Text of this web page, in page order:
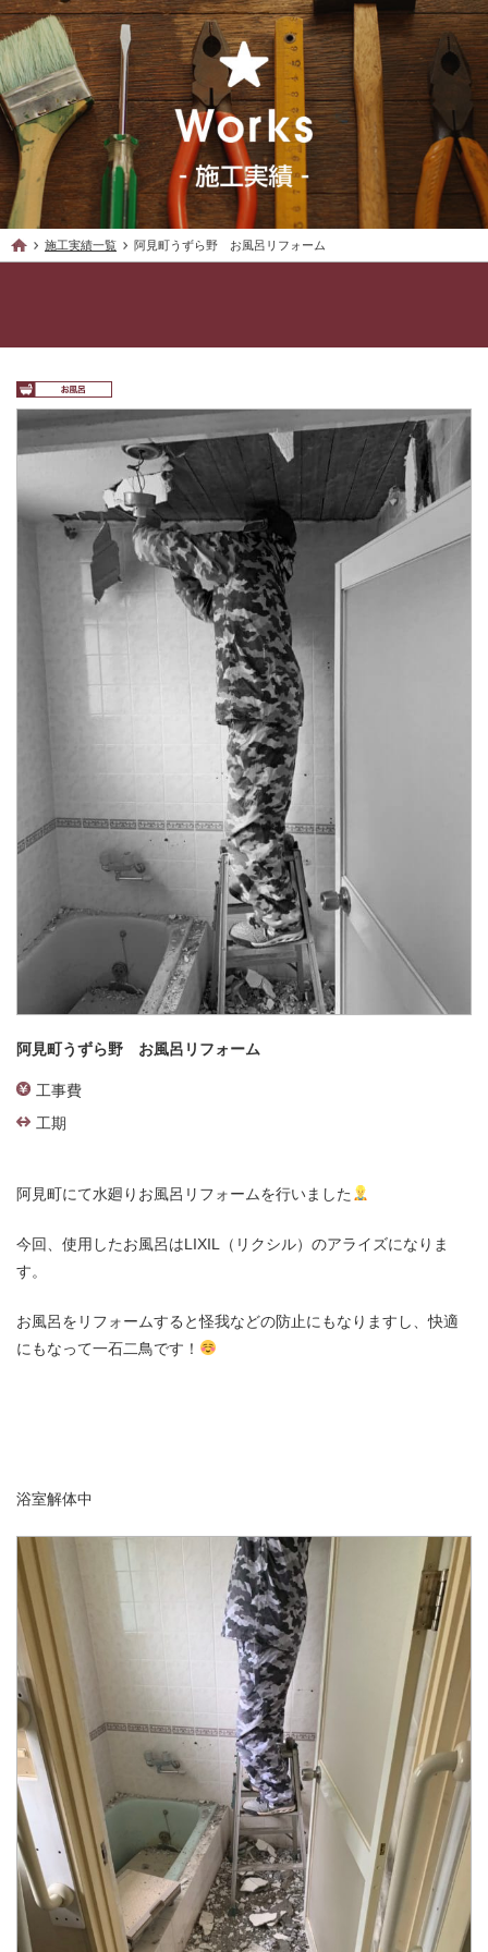
施工実績一覧 阿見町うずら野 お風呂リフォーム
阿見町うずら野 お風呂リフォーム
工事費
工期
阿見町にて水廻りお風呂リフォームを行いました
今回、使用したお風呂はLIXIL（リクシル）のアライズになりま
す。
お風呂をリフォームすると怪我などの防止にもなりますし、快適
にもなって一石二鳥です！
浴室解体中